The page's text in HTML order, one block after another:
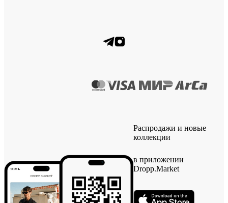
Распродажи и новые
коллекции
в приложении
Dropp.Market